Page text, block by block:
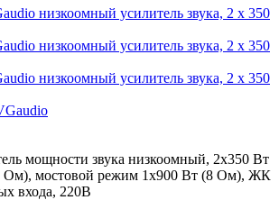
мощности звука низкоомный, 2х350 Вт
Ом), мостовой режим 1х900 Вт (8 Ом), ЖК
входа, 220В